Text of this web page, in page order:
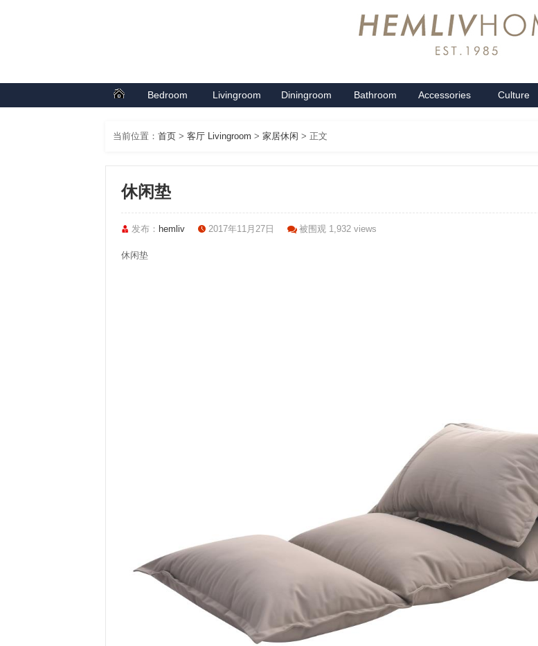
Bedroom Livingroom Diningroom Bathroom Accessories Culture
当前位置： 首页 > 客厅 Livingroom > 家居休闲 > 正文
休闲垫
发布： hemliv 2017年11月27日 被围观 1,932 views
休闲垫